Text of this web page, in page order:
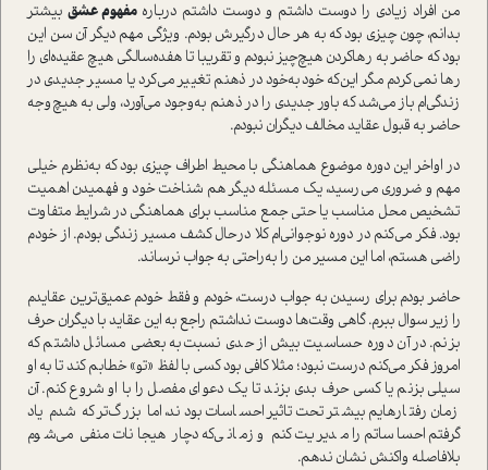
من افراد زیادی را دوست داشتم و دوست داشتم درباره مفهوم عشق بیشتر
بدانم، چون چیزی بود که به هر حال درگیرش بودم. ویژگی مهم دیگر آن سن این
بود که حاضر به ر‌هاکردن هیچ‌چیز نبودم و تقریبا تا هفده‌سالگی هیچ عقیده‌ای را
ر‌ها نمی‌کردم مگر این‌که خودبه‌خود در ذهنم تغییر می‌کرد یا مسیر جدیدی در
زندگی‌ام باز می‌شد که باور جدیدی را در ذهنم به‌وجود می‌آورد، ولی به هیچ‌وجه
حاضر به قبول عقاید مخالف دیگران نبودم.
در اواخر این دوره موضوع هماهنگی با محیط اطراف چیزی بود که به‌نظرم خیلی
مهم و ضروری می‌رسید، یک مسئله دیگر هم شناخت خود و فهمیدن اهمیت
تشخیص محل مناسب یا حتی جمع مناسب برای هماهنگی در شرایط متفاوت
بود. فکر می‌کنم در دوره نوجوانی‌ام کلا در‌حال کشف مسیر زندگی بودم. از خودم
راضی هستم، اما این مسیر من را به‌راحتی به جواب نرساند.
حاضر بودم برای رسیدن به جواب درست، خودم و فقط خودم عمیق‌ترین عقایدم
را زیر سوال ببرم. گاهی وقت‌ها دوست نداشتم راجع به این عقاید با دیگران حرف
بزنم. در آن دوره حساسیت بیش از حدی نسبت‌به بعضی مسائل داشتم که
امروز فکر می‌کنم درست نبود؛ مثلا کافی بود‌ کسی با لفظ «تو» خطابم کند تا به او
سیلی بزنم یا کسی حرف بدی بزند تا یک دعوای مفصل را با او شروع کنم. آن
زمان رفتار‌هایم بیشتر تحت‌تاثیر احساسات بودند، اما بزرگ‌تر که شدم یاد
گرفتم احساساتم را مدیریت کنم و زمانی‌که دچار هیجانات منفی می‌شوم
بلافاصله واکنش نشان ندهم.